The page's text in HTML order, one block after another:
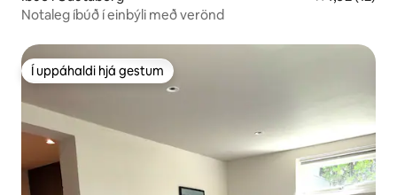
Notaleg íbúð í einbýli með verönd
Í uppáhaldi hjá gestum
Í uppáhaldi hjá gestum